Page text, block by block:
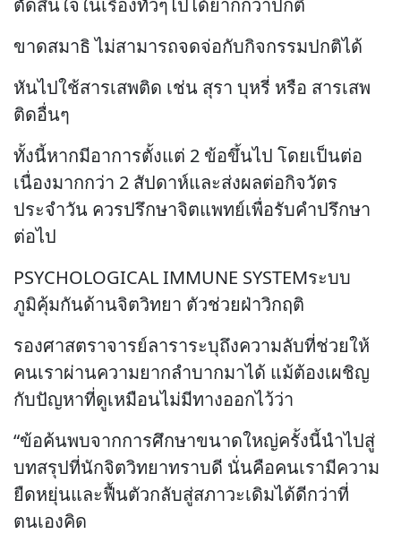
ตัดสินใจในเรื่องทั่วๆไปได้ยากกว่าปกติ
ขาดสมาธิ ไม่สามารถจดจ่อกับกิจกรรมปกติได้
หันไปใช้สารเสพติด เช่น สุรา บุหรี่ หรือ สารเสพ
ติดอื่นๆ
ทั้งนี้หากมีอาการตั้งแต่ 2 ข้อขึ้นไป โดยเป็นต่อ
เนื่องมากกว่า 2 สัปดาห์และส่งผลต่อกิจวัตร
ประจำวัน ควรปรึกษาจิตแพทย์เพื่อรับคำปรึกษา
ต่อไป
PSYCHOLOGICAL IMMUNE SYSTEMระบบ
ภูมิคุ้มกันด้านจิตวิทยา ตัวช่วยฝ่าวิกฤติ
รองศาสตราจารย์ลาราระบุถึงความลับที่ช่วยให้
คนเราผ่านความยากลำบากมาได้ แม้ต้องเผชิญ
กับปัญหาที่ดูเหมือนไม่มีทางออกไว้ว่า
“ข้อค้นพบจากการศึกษาขนาดใหญ่ครั้งนี้นำไปสู่
บทสรุปที่นักจิตวิทยาทราบดี นั่นคือคนเรามีความ
ยืดหยุ่นและฟื้นตัวกลับสู่สภาวะเดิมได้ดีกว่าที่
ตนเองคิด